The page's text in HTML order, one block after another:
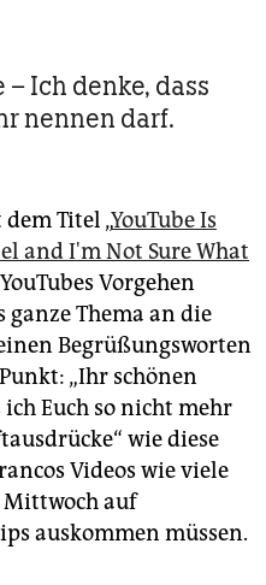
Ich denke, dass
nennen darf.
Titel „YouTube Is
and I'm Not Sure What
Vorgehen
Thema an die
Begrüßungsworten
„Ihr schönen
ich Euch so nicht mehr
wie diese
Videos wie viele
Mittwoch auf
auskommen müssen.